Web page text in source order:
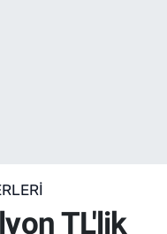
TL'lik